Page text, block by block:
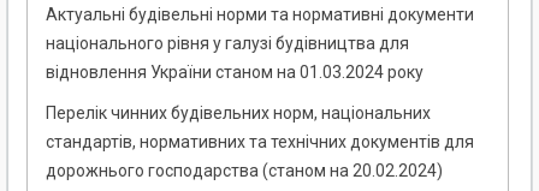
Актуальні будівельні норми та нормативні документи
національного рівня у галузі будівництва для
відновлення України станом на 01.03.2024 року
Перелік чинних будівельних норм, національних
стандартів, нормативних та технічних документів для
дорожнього господарства (станом на 20.02.2024)